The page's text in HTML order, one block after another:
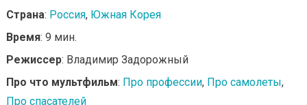
Страна: Россия, Южная Корея
Время: 9 мин.
Режиссер: Владимир Задорожный
Про что мультфильм: Про профессии, Про самолеты,
Про спасателей